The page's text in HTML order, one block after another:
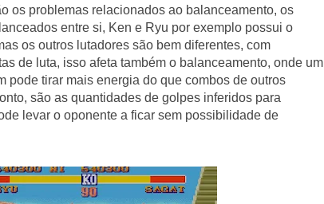
os problemas relacionados ao balanceamento, os
entre si, Ken e Ryu por exemplo possui o
os outros lutadores são bem diferentes, com
de luta, isso afeta também o balanceamento, onde um
pode tirar mais energia do que combos de outros
são as quantidades de golpes inferidos para
levar o oponente a ficar sem possibilidade de